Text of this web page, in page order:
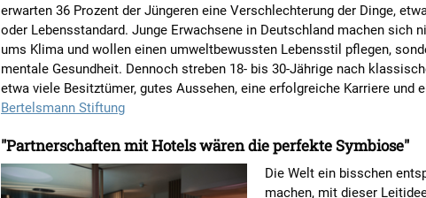
erwarten 36 Prozent der Jüngeren eine Verschlechterung der Dinge,
oder Lebensstandard. Junge Erwachsene in Deutschland machen sich
ums Klima und wollen einen umweltbewussten Lebensstil pflegen,
mentale Gesundheit. Dennoch streben 18- bis 30-Jährige nach
etwa viele Besitztümer, gutes Aussehen, eine erfolgreiche Karriere und
Bertelsmann Stiftung
"Partnerschaften mit Hotels wären die perfekte Symbiose"
Die Welt ein bisschen
machen, mit dieser